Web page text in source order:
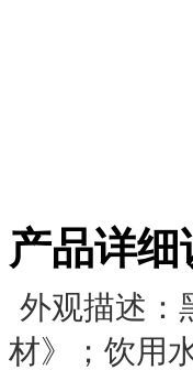
产品详细
外观描述：
材》；饮用